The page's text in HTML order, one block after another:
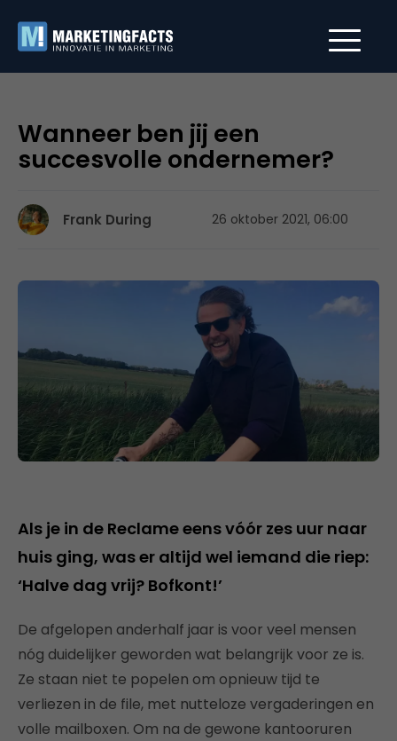
Wanneer ben jij een
succesvolle ondernemer?
Frank During 26 oktober 2021, 06:00
Als je in de Reclame eens vóór zes uur naar
huis ging, was er altijd wel iemand die riep:
‘Halve dag vrij? Bofkont!’
De afgelopen anderhalf jaar is voor veel mensen
nóg duidelijker geworden wat belangrijk voor ze is.
Ze staan niet te popelen om opnieuw tijd te
verliezen in de file, met nutteloze vergaderingen en
volle mailboxen. Om na de gewone kantooruren